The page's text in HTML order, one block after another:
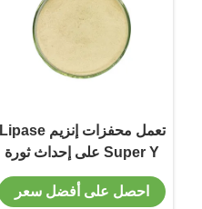
تعمل محفزات إنزيم Lipase
Super Y على إحداث ثورة
في إنتاج الديزل الحيوي
احصل على أفضل سعر